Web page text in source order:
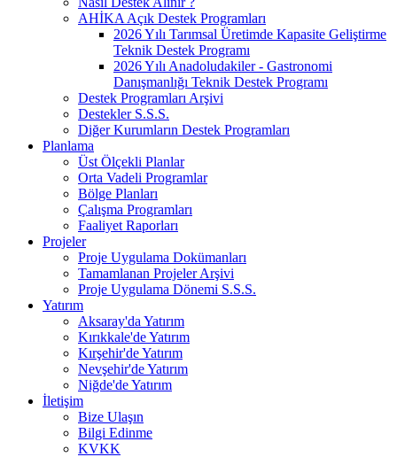
AHİKA Açık Destek Programları
2026 Yılı Tarımsal Üretimde Kapasite Geliştirme
Teknik Destek Programı
2026 Yılı Anadoludakiler - Gastronomi
Danışmanlığı Teknik Destek Programı
Destek Programları Arşivi
Destekler S.S.S.
Diğer Kurumların Destek Programları
Planlama
Üst Ölçekli Planlar
Orta Vadeli Programlar
Bölge Planları
Çalışma Programları
Faaliyet Raporları
Projeler
Proje Uygulama Dokümanları
Tamamlanan Projeler Arşivi
Proje Uygulama Dönemi S.S.S.
Yatırım
Aksaray'da Yatırım
Kırıkkale'de Yatırım
Kırşehir'de Yatırım
Nevşehir'de Yatırım
Niğde'de Yatırım
İletişim
Bize Ulaşın
Bilgi Edinme
KVKK